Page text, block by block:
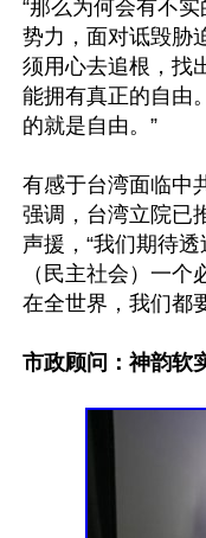
“那么为何会有不
势力，面对诋毁胁
须用心去追根，找
能拥有真正的自由
的就是自由。”
有感于台湾面临中
强调，台湾立院已
声援，“我们期待
（民主社会）一个
在全世界，我们都
市政顾问：神韵软